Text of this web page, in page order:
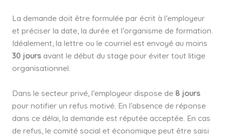
La demande doit être formulée par écrit à l’employeur
et préciser la date, la durée et l’organisme de formation.
Idéalement, la lettre ou le courriel est envoyé au moins
30 joursavant le début du stage pour éviter tout litige
organisationnel.
Dans le secteur privé, l’employeur dispose de 8 jours
pour notifier un refus motivé. En l’absence de réponse
dans ce délai, la demande est réputée acceptée. En cas
de refus, le comité social et économique peut être saisi